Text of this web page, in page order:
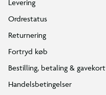
Levering
Ordrestatus
Returnering
Fortryd køb
Bestilling, betaling & gavekort
Handelsbetingelser